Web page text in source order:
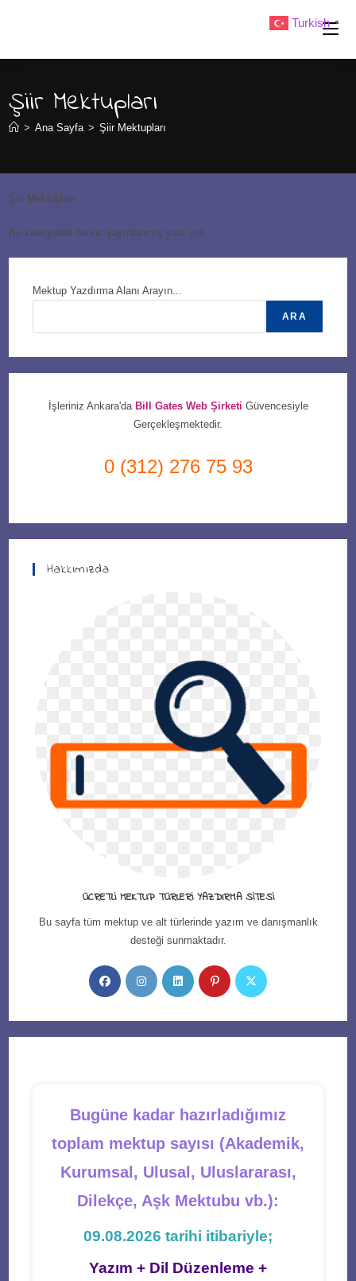
Şiir Mektupları
> Ana Sayfa > Şiir Mektupları
Şiir Mektupları
Bu kategoride henüz yayınlanmış yazı yok.
Mektup Yazdırma Alanı Arayın...
ARA
İşleriniz Ankara'da Bill Gates Web Şirketi Güvencesiyle
Gerçekleşmektedir.
0 (312) 276 75 93
Hakkımızda
ÜCRETLI MEKTUP TÜRLERI YAZDIRMA SITESI
Bu sayfa tüm mektup ve alt türlerinde yazım ve danışmanlık
desteği sunmaktadır.
Opens
in
Opens
in
Opens
in
Opens
in
Opens
Bugüne kadar hazırladığımız
toplam mektup sayısı (Akademik,
Kurumsal, Ulusal, Uluslararası,
Dilekçe, Aşk Mektubu vb.):
09.08.2026 tarihi itibariyle;
Yazım + Dil Düzenleme +
Turkish ▼